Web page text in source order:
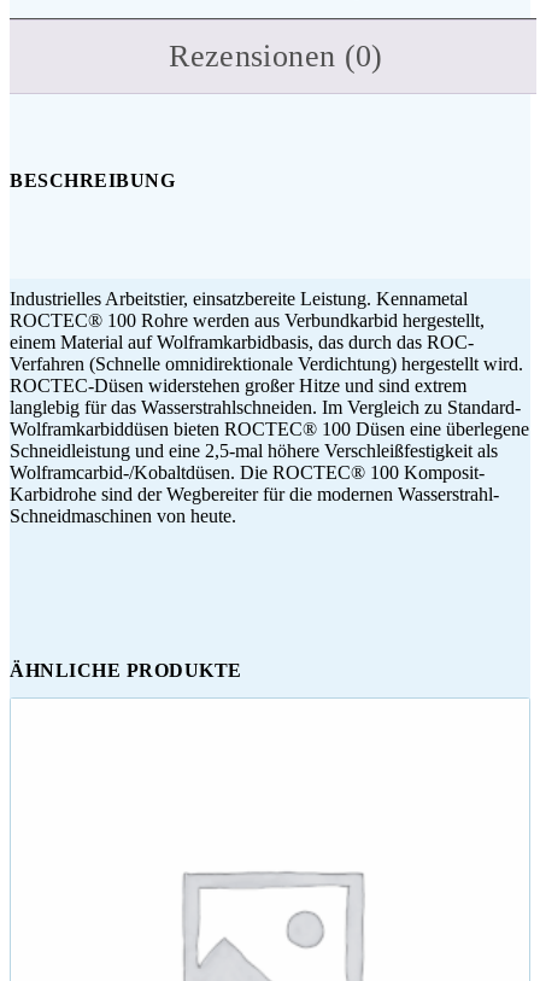
Rezensionen (0)
BESCHREIBUNG
Industrielles Arbeitstier, einsatzbereite Leistung. Kennametal
ROCTEC® 100 Rohre werden aus Verbundkarbid hergestellt,
einem Material auf Wolframkarbidbasis, das durch das ROC-
Verfahren (Schnelle omnidirektionale Verdichtung) hergestellt wird.
ROCTEC-Düsen widerstehen großer Hitze und sind extrem
langlebig für das Wasserstrahlschneiden. Im Vergleich zu Standard-
Wolframkarbiddüsen bieten ROCTEC® 100 Düsen eine überlegene
Schneidleistung und eine 2,5-mal höhere Verschleißfestigkeit als
Wolframcarbid-/Kobaltdüsen. Die ROCTEC® 100 Komposit-
Karbidrohe sind der Wegbereiter für die modernen Wasserstrahl-
Schneidmaschinen von heute.
ÄHNLICHE PRODUKTE